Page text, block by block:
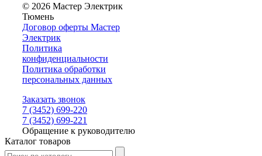
© 2026 Мастер Электрик
Тюмень
Договор оферты Мастер
Электрик
Политика
конфиденциальности
Политика обработки
персональных данных
Заказать звонок
7 (3452) 699-220
7 (3452) 699-221
Обращение к руководителю
Каталог товаров